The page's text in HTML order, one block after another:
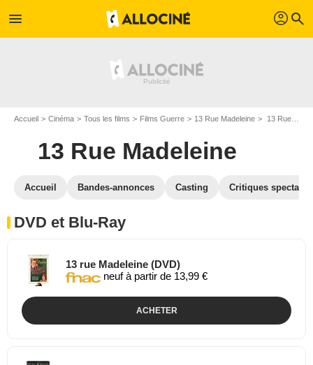
menu profil search
Accueil Cinéma Tous les films Films Guerre 13 Rue Madeleine 13 Rue Madeleine en DVD Blu Ray
13 Rue Madeleine
Accueil Bandes-annonces Casting Critiques
DVD et Blu-Ray
13 rue Madeleine (DVD)
neuf à partir de 13,99 €
ACHETER